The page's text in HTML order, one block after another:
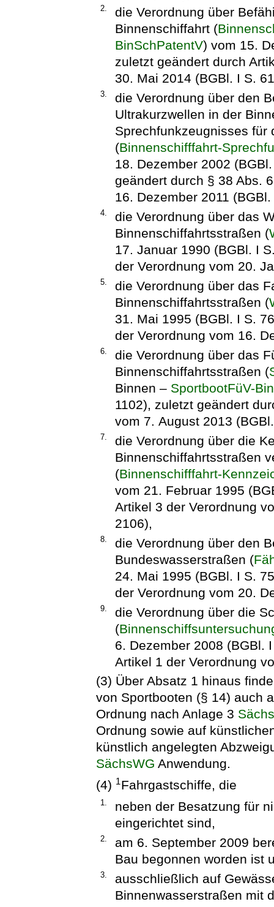
2.
die Verordnung über
Binnenschiffahrt (
BinSchPatentV) vom 15.
zuletzt geändert durch
30. Mai 2014 (BGBl. I S.
3.
die Verordnung über den
Ultrakurzwellen in der
Sprechfunkzeugnisses für
(Binnenschifffahrt-
18. Dezember 2002
geändert durch § 38 Abs.
16. Dezember 2011
4.
die Verordnung über das
Binnenschiffahrtsstraßen (
17. Januar 1990 (BGBl. I
der Verordnung vom 20.
5.
die Verordnung über das
Binnenschiffahrtsstraßen (
31. Mai 1995 (BGBl. I S.
der Verordnung vom 16.
6.
die Verordnung über das
Binnenschiffahrtsstraßen (
Binnen – SportbootFüV-Bin
1102), zuletzt geändert
vom 7. August 2013
7.
die Verordnung über die
Binnenschiffahrtsstraßen
(Binnenschifffahrt-
vom 21. Februar 1995
Artikel 3 der Verordnung
2106),
8.
die Verordnung über den
Bundeswasserstraßen (
24. Mai 1995 (BGBl. I S.
der Verordnung vom 20.
9.
die Verordnung über die
(
6. Dezember 2008 (BGBl.
Artikel 1 der Verordnung
(3) Über Absatz 1 hinaus
von Sportbooten (§ 14) auch
Ordnung nach Anlage 3
Ordnung sowie auf
künstlich angelegten
SächsWG Anwendung.
(4) 1Fahrgastschiffe, die
1.
neben der Besatzung für
eingerichtet sind,
2.
am 6. September 2009
Bau begonnen worden ist
3.
ausschließlich auf
Binnenwasserstraßen mit